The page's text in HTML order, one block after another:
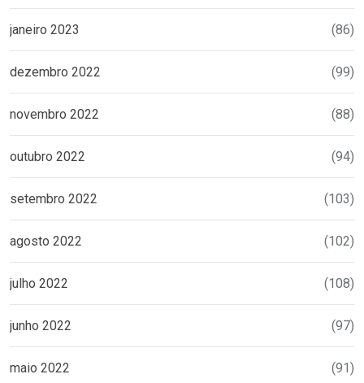
janeiro 2023 (86)
dezembro 2022 (99)
novembro 2022 (88)
outubro 2022 (94)
setembro 2022 (103)
agosto 2022 (102)
julho 2022 (108)
junho 2022 (97)
maio 2022 (91)